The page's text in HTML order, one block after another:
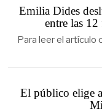
Emilia Dides
entre las
Para leer el artículo
El público elige